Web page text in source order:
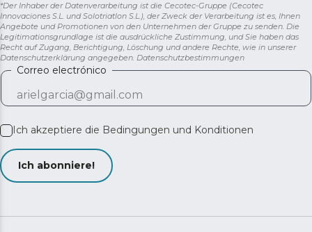
*Der Inhaber der Datenverarbeitung ist die Cecotec-Gruppe (Cecotec
Innovaciones S.L. und Solotriatlon S.L.), der Zweck der Verarbeitung ist es, Ihnen
Angebote und Promotionen von den Unternehmen der Gruppe zu senden. Die
Legitimationsgrundlage ist die ausdrückliche Zustimmung, und Sie haben das
Recht auf Zugang, Berichtigung, Löschung und andere Rechte, wie in unserer
Datenschutzerklärung angegeben. Datenschutzbestimmungen
Correo electrónico
Ich akzeptiere die Bedingungen und Konditionen
Ich abonniere!